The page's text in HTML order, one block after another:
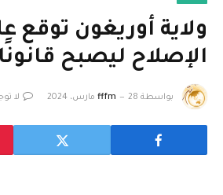
ولاية أوريغون توقع
الإصلاح ليصبح قانونًا
بواسطة fffm 28 مارس، 2024 لا